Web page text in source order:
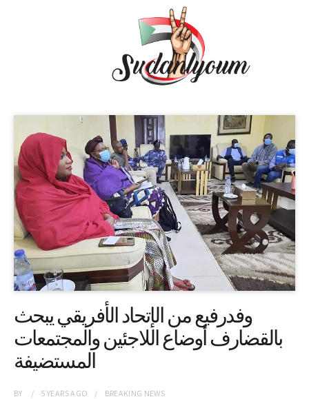
وفدرفيع من الإتحاد الأفريقي يبحث
بالقضارف أوضاع اللاجئين والمجتمعات
المستضيفة
BY 5 YEARSAGO BREAKING NEWS